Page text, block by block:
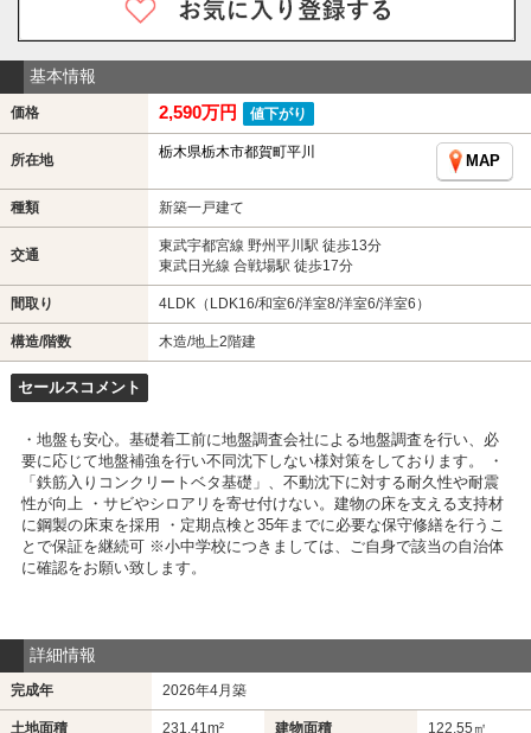
基本情報
価格 2,590万円 値下がり
所在地 栃木県栃木市都賀町平川
MAP
種類 新築一戸建て
交通
東武宇都宮線 野州平川駅 徒歩13分
東武日光線 合戦場駅 徒歩17分
間取り 4LDK（LDK16/和室6/洋室8/洋室6/洋室6）
構造/階数 木造/地上2階建
セールスコメント
・地盤も安心。基礎着工前に地盤調査会社による地盤調査を行い、必
要に応じて地盤補強を行い不同沈下しない様対策をしております。 ・
「鉄筋入りコンクリートベタ基礎」、不動沈下に対する耐久性や耐震
性が向上 ・サビやシロアリを寄せ付けない。建物の床を支える支持材
に鋼製の床束を採用 ・定期点検と35年までに必要な保守修繕を行うこ
とで保証を継続可 ※小中学校につきましては、ご自身で該当の自治体
に確認をお願い致します。
詳細情報
完成年 2026年4月築
土地面積 231.41m² 建物面積 122.55㎡